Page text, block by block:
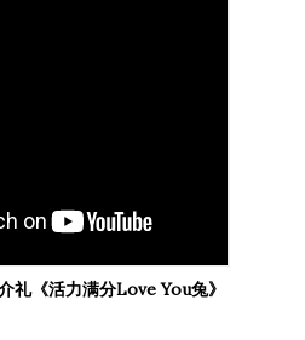
礼《活力满分Love You兔》